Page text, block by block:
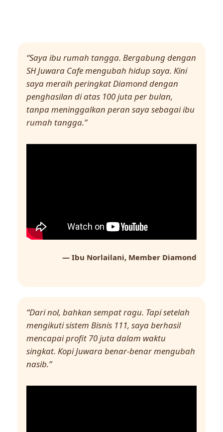
“Saya ibu rumah tangga. Bergabung dengan
SH Juwara Cafe mengubah hidup saya. Kini
saya meraih peringkat Diamond dengan
penghasilan di atas 100 juta per bulan,
tanpa meninggalkan peran saya sebagai ibu
rumah tangga.”
— Ibu Norlailani, Member Diamond
“Dari nol, bahkan sempat ragu. Tapi setelah
mengikuti sistem Bisnis 111, saya berhasil
mencapai profit 70 juta dalam waktu
singkat. Kopi Juwara benar-benar mengubah
nasib.”